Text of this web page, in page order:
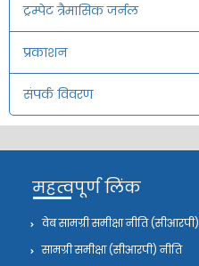
ट्रम्पेट त्रैमासिक जर्नल
प्रकाशन
संपर्क विवरण
महत्वपूर्ण लिंक
वेब सामग्री समीक्षा नीति (सीआरपी)
सामग्री समीक्षा (सीआरपी) नीति